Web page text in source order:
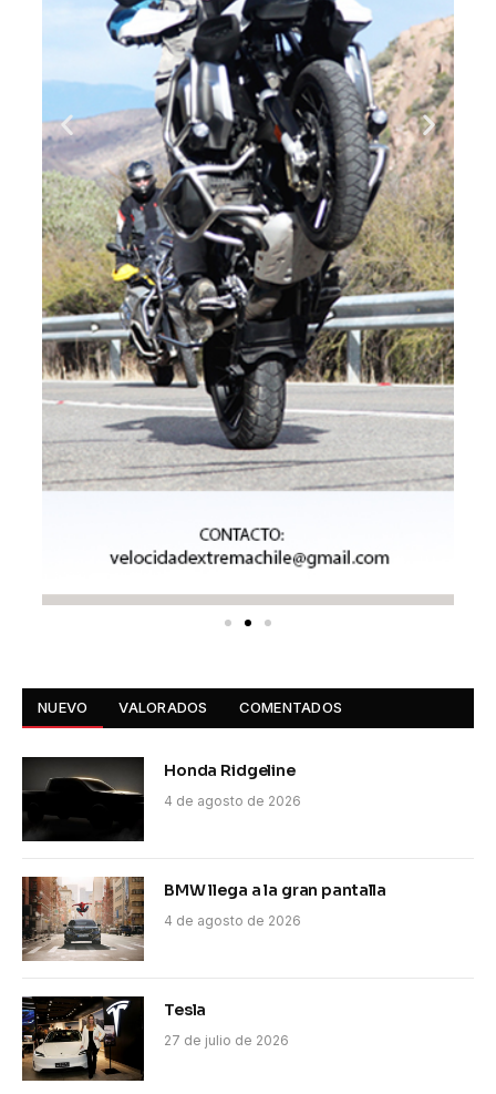
NUEVO VALORADOS COMENTADOS
Honda Ridgeline
4 de agosto de 2026
BMW llega a la gran pantalla
4 de agosto de 2026
Tesla
27 de julio de 2026